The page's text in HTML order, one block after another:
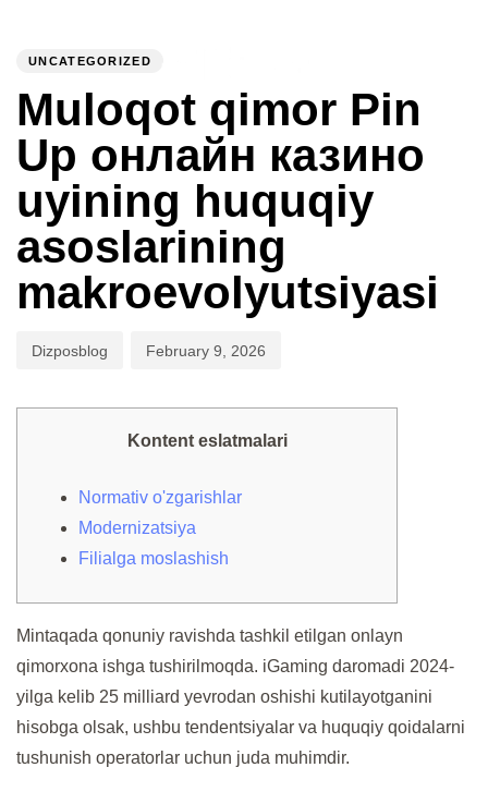
UNCATEGORIZED
Muloqot qimor Pin
Up онлайн казино
uyining huquqiy
asoslarining
makroevolyutsiyasi
Dizposblog February 9, 2026
Kontent eslatmalari
Normativ o'zgarishlar
Modernizatsiya
Filialga moslashish
Mintaqada qonuniy ravishda tashkil etilgan onlayn
qimorxona ishga tushirilmoqda. iGaming daromadi 2024-
yilga kelib 25 milliard yevrodan oshishi kutilayotganini
hisobga olsak, ushbu tendentsiyalar va huquqiy qoidalarni
tushunish operatorlar uchun juda muhimdir.